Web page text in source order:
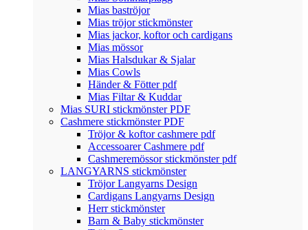
Mias baströjor
Mias tröjor stickmönster
Mias jackor, koftor och cardigans
Mias mössor
Mias Halsdukar & Sjalar
Mias Cowls
Händer & Fötter pdf
Mias Filtar & Kuddar
Mias SURI stickmönster PDF
Cashmere stickmönster PDF
Tröjor & koftor cashmere pdf
Accessoarer Cashmere pdf
Cashmeremössor stickmönster pdf
LANGYARNS stickmönster
Tröjor Langyarns Design
Cardigans Langyarns Design
Herr stickmönster
Barn & Baby stickmönster